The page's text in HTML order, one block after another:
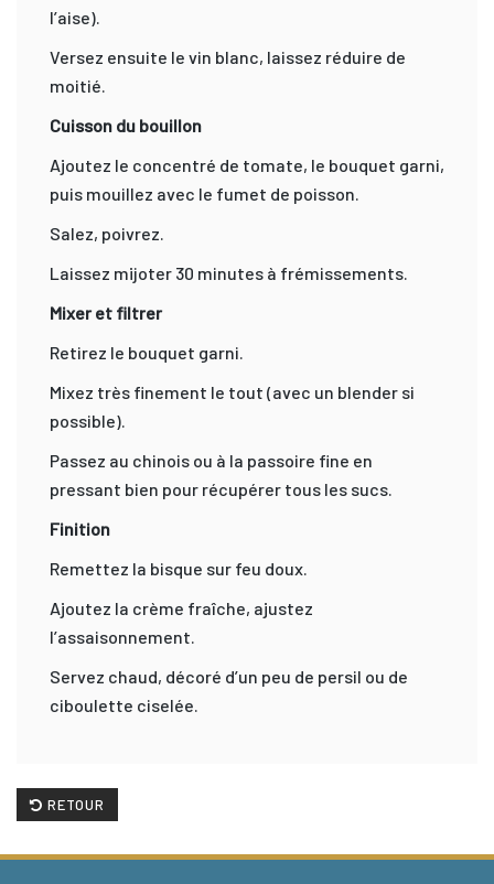
l’aise).
Versez ensuite le vin blanc, laissez réduire de
moitié.
Cuisson du bouillon
Ajoutez le concentré de tomate, le bouquet garni,
puis mouillez avec le fumet de poisson.
Salez, poivrez.
Laissez mijoter 30 minutes à frémissements.
Mixer et filtrer
Retirez le bouquet garni.
Mixez très finement le tout (avec un blender si
possible).
Passez au chinois ou à la passoire fine en
pressant bien pour récupérer tous les sucs.
Finition
Remettez la bisque sur feu doux.
Ajoutez la crème fraîche, ajustez
l’assaisonnement.
Servez chaud, décoré d’un peu de persil ou de
ciboulette ciselée.
RETOUR